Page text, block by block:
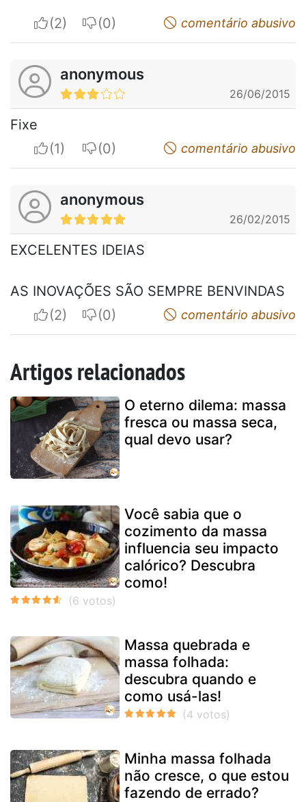
I apreciateI do not appreciatecomentário abusivo
anonymous
26/06/2015
Fixe
I apreciateI do not appreciatecomentário abusivo
anonymous
26/02/2015
EXCELENTES IDEIAS
AS INOVAÇÕES SÃO SEMPRE BENVINDAS
I apreciateI do not appreciatecomentário abusivo
Artigos relacionados
O eterno dilema: massa
fresca ou massa seca,
qual devo usar?
Você sabia que o
cozimento da massa
influencia seu impacto
calórico? Descubra
como!
Massa quebrada e
massa folhada:
descubra quando e
como usá-las!
Minha massa folhada
não cresce, o que estou
fazendo de errado?